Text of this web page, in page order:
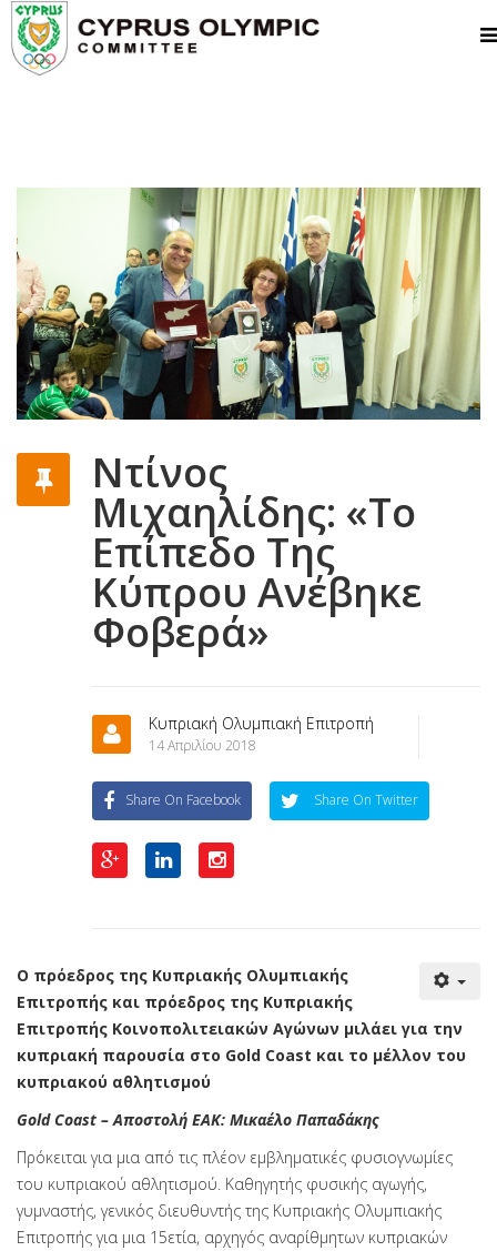
Ντίνος
Μιχαηλίδης: «Το
Επίπεδο Της
Κύπρου Ανέβηκε
Φοβερά»
Κυπριακή Ολυμπιακή Επιτροπή
14 Απριλίου 2018
Share On Facebook Share On Twitter
Ο πρόεδρος της Κυπριακής Ολυμπιακής
Επιτροπής και πρόεδρος της Κυπριακής
Επιτροπής Κοινοπολιτειακών Αγώνων μιλάει για την
κυπριακή παρουσία στο Gold Coast και το μέλλον του
κυπριακού αθλητισμού
Gold Coast – Αποστολή ΕΑΚ: Μικαέλο Παπαδάκης
Πρόκειται για μια από τις πλέον εμβληματικές φυσιογνωμίες
του κυπριακού αθλητισμού. Καθηγητής φυσικής αγωγής,
γυμναστής, γενικός διευθυντής της Κυπριακής Ολυμπιακής
Επιτροπής για μια 15ετία, αρχηγός αναρίθμητων κυπριακών